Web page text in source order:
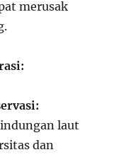
merusak
laut
dan